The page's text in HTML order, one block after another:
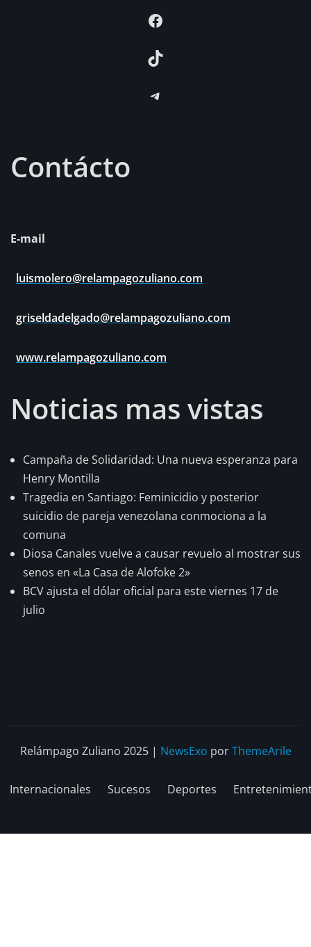
Facebook
TikTok
Telegram
Contácto
E-mail
luismolero@relampagozuliano.com
griseldadelgado@relampagozuliano.com
www.relampagozuliano.com
Noticias mas vistas
Campaña de Solidaridad: Una nueva esperanza para
Henry Montilla
Tragedia en Santiago: Feminicidio y posterior
suicidio de pareja venezolana conmociona a la
comuna
Diosa Canales vuelve a causar revuelo al mostrar sus
senos en «La Casa de Alofoke 2»
BCV ajusta el dólar oficial para este viernes 17 de
julio
Relámpago Zuliano 2025 | NewsExo porThemeArile
Internacionales Sucesos Deportes